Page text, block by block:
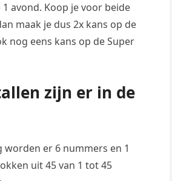
avond. Koop je voor beide
maak je dus 2x kans op de
nog eens kans op de Super
zijn er in de
er 6 nummers en 1
uit 45 van 1 tot 45